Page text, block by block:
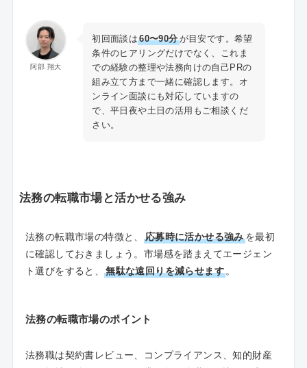
阿部 翔大
初回面談は60〜90分が目安です。希望
条件のヒアリングだけでなく、これま
での経験の整理や法務向けの自己PRの
組み立て方まで一緒に確認します。オ
ンライン面談にも対応していますの
で、平日夜や土日の活用もご相談くだ
さい。
法務の転職市場と活かせる強み
法務の転職市場の特徴と、 応募時に活かせる強みを最初
に確認しておきましょう。市場感を踏まえてエージェン
ト選びをすると、無駄な遠回りを減らせます。
法務の転職市場のポイント
法務職は契約書レビュー、コンプライアンス、知的財産